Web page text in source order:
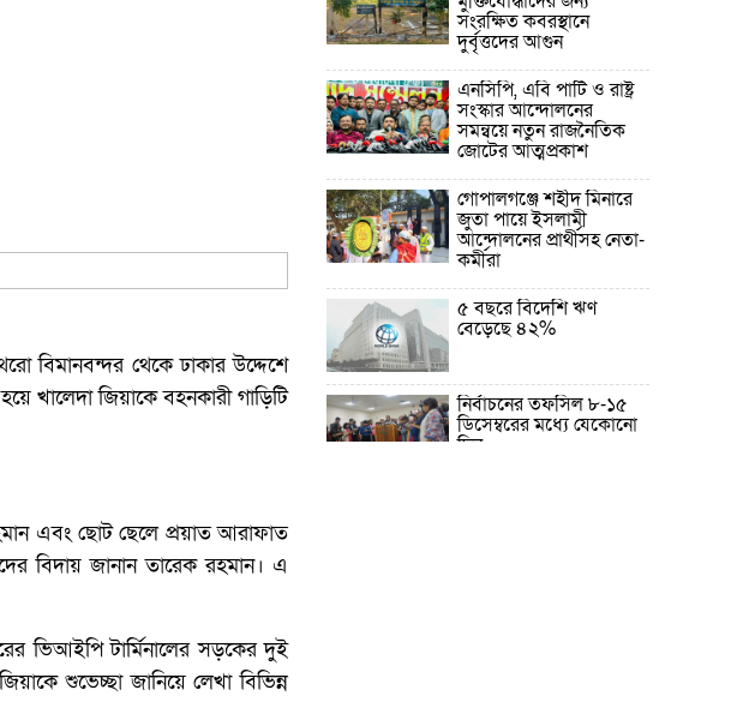
বিমানবন্দর থেকে ঢাকার উদ্দেশে
খালেদা জিয়াকে বহনকারী গাড়িটি
এবং ছোট ছেলে প্রয়াত আরাফাত
বিদায় জানান তারেক রহমান। এ
ভিআইপি টার্মিনালের সড়কের দুই
শুভেচ্ছা জানিয়ে লেখা বিভিন্ন
সংরক্ষিত কবরস্থানে
দুর্বৃত্তদের আগুন
এনসিপি, এবি পার্টি ও রাষ্ট্র
সংস্কার আন্দোলনের
সমন্বয়ে নতুন রাজনৈতিক
জোটের আত্মপ্রকাশ
গোপালগঞ্জে শহীদ মিনারে
জুতা পায়ে ইসলামী
আন্দোলনের প্রার্থীসহ নেতা-
কর্মীরা
৫ বছরে বিদেশি ঋণ
বেড়েছে ৪২%
নির্বাচনের তফসিল ৮-১৫
ডিসেম্বরের মধ্যে যেকোনো
দিন